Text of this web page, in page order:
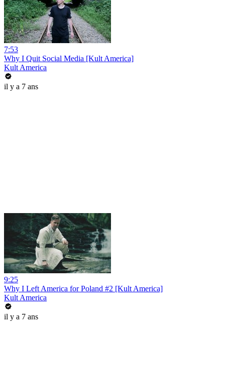
7:53
Why I Quit Social Media [Kult America]
Kult America
il y a 7 ans
9:25
Why I Left America for Poland #2 [Kult America]
Kult America
il y a 7 ans